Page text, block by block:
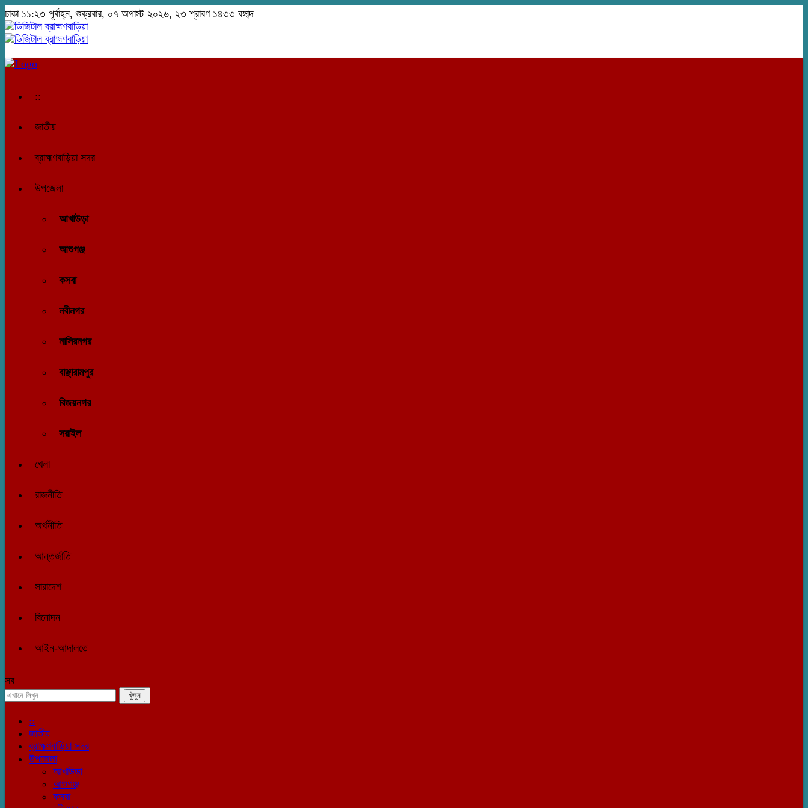
ঢাকা ১১:২৩ পূর্বাহ্ন, শুক্রবার, ০৭ অগাস্ট ২০২৬, ২৩ শ্রাবণ ১৪৩৩ বঙ্গাব্দ
::
জাতীয়
ব্রাহ্মণবাড়িয়া সদর
উপজেলা
আখাউড়া
আশুগঞ্জ
কসবা
নবীনগর
নাসিরনগর
বাঞ্ছারামপুর
বিজয়নগর
সরাইল
খেলা
রাজনীতি
অর্থনীতি
আন্তর্জাতি
সারাদেশ
বিনোদন
আইন-আদালতে
সব
::
জাতীয়
ব্রাহ্মণবাড়িয়া সদর
উপজেলা
আখাউড়া
আশুগঞ্জ
কসবা